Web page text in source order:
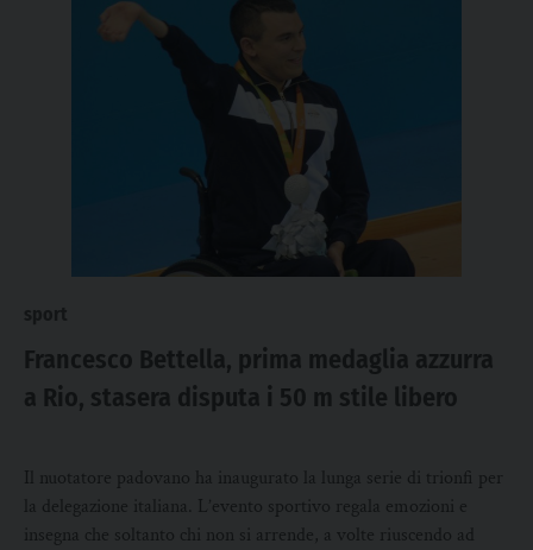
Francesco Bettella, prima medaglia azzurra
a Rio, stasera disputa i 50 m stile libero
Il nuotatore padovano ha inaugurato la lunga serie di trionfi per
la delegazione italiana. L’evento sportivo regala emozioni e
insegna che soltanto chi non si arrende, a volte riuscendo ad